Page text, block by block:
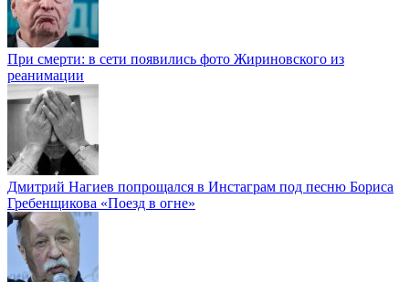
При смерти: в сети появились фото Жириновского из
реанимации
Дмитрий Нагиев попрощался в Инстаграм под песню Бориса
Гребенщикова «Поезд в огне»